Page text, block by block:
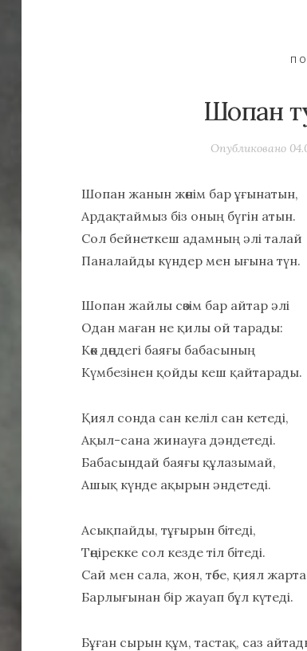
Шопан
Опубликовано
Шопан жанын жөнім бар ұғынатын,
Ардақтаймыз біз оның бүгін атын.
Сол бейнеткеш адамның әлі талай
Паналайды күндер мен ығына түн.
Шопан жайлы сөзім бар айтар әлі
Одан маған не қилы ой тарады:
Көк дөңдегі баяғы бабасының
Күмбезінен қойды кеш қайтарады.
Қиял сонда сан келіл сан кетеді,
Ақыл-сана жинауға дәндетеді.
Бабасындай баяғы құлазымай,
Ашық күнде ақырын әндетеді.
Асықпайды, тұғырын бітеді,
Төңірекке сол кезде тіл бітеді.
Сай мен сала, жон, төбе, қиял
Барлығынан бір жауап бұл күтеді.
Бұған сырын құм, тастақ, саз